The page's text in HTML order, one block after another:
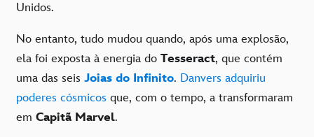
Unidos.
No entanto, tudo mudou quando, após uma explosão,
ela foi exposta à energia do Tesseract, que contém
uma das seis Joias do Infinito. Danvers adquiriu
poderes cósmicos que, com o tempo, a transformaram
em Capitã Marvel.